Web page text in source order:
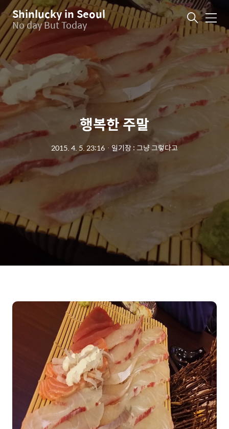
Shinlucky in Seoul
No day But Today 메
뉴
행복한 주말
2015. 4. 5. 23:16 ㆍ 일기장 : 그냥 그렇다고